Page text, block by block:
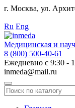
г. Москва, ул.
Ru Eng
Медицинская и
8 (800) 500-40-61
Ежедневно с 9:30 -
inmeda@mail.ru
Поиск
по